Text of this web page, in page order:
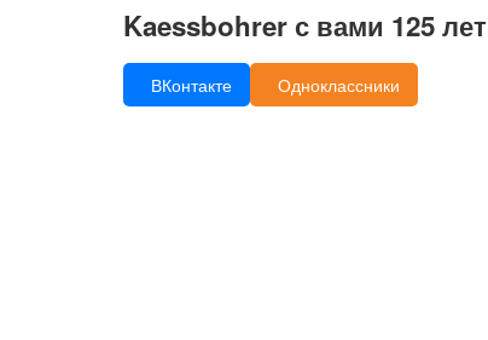
Kaessbohrer с вами 125 лет
ВКонтакте Одноклассники